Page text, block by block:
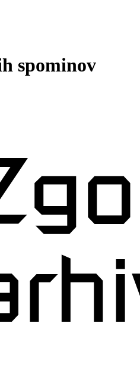
spominov